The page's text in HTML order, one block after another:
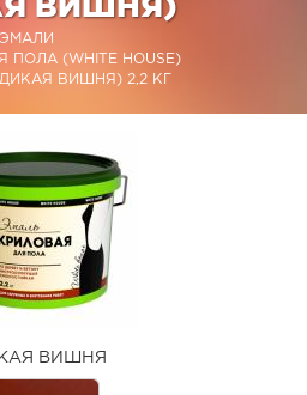
ЭМАЛИ
(WHITE HOUSE)
ВИШНЯ) 2,2 КГ
ВИШНЯ